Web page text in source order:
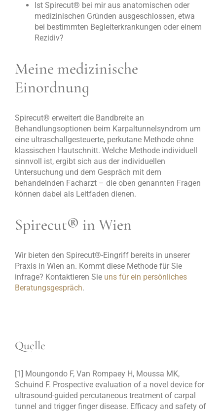
Ist Spirecut® bei mir aus anatomischen oder
medizinischen Gründen ausgeschlossen, etwa
bei bestimmten Begleiterkrankungen oder einem
Rezidiv?
Meine medizinische
Einordnung
Spirecut® erweitert die Bandbreite an
Behandlungsoptionen beim Karpaltunnelsyndrom um
eine ultraschallgesteuerte, perkutane Methode ohne
klassischen Hautschnitt. Welche Methode individuell
sinnvoll ist, ergibt sich aus der individuellen
Untersuchung und dem Gespräch mit dem
behandelnden Facharzt – die oben genannten Fragen
können dabei als Leitfaden dienen.
Spirecut® in Wien
Wir bieten den Spirecut®-Eingriff bereits in unserer
Praxis in Wien an. Kommt diese Methode für Sie
infrage? Kontaktieren Sie uns für ein persönliches
Beratungsgespräch.
Quelle
[1] Moungondo F, Van Rompaey H, Moussa MK,
Schuind F. Prospective evaluation of a novel device for
ultrasound-guided percutaneous treatment of carpal
tunnel and trigger finger disease. Efficacy and safety of